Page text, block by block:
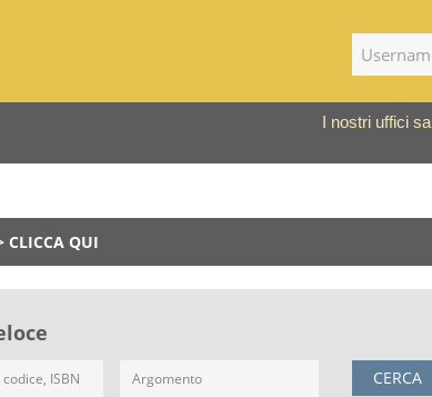
I nostri uffici
CLICCA QUI
CERCA